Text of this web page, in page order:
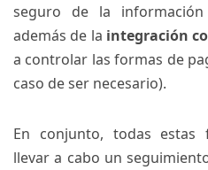
seguro de la
además de la integración
a controlar las formas de
caso de ser necesario).
En conjunto, todas estas
llevar a cabo un